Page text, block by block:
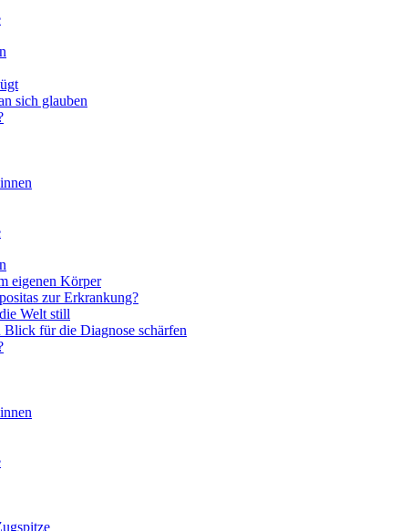
sich glauben
eigenen Körper
zur Erkrankung?
Welt still
für die Diagnose schärfen